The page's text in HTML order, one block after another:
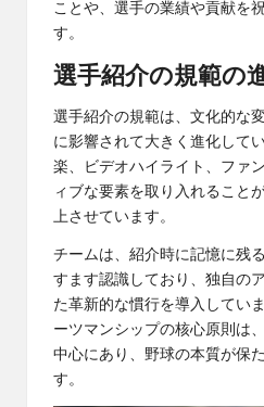
ことや、選手の業績や貢献を
す。
選手紹介の規範の
選手紹介の規範は、文化的な
に影響されて大きく進化して
楽、ビデオハイライト、ファ
ィブな要素を取り入れること
上させています。
チームは、紹介時に記憶に残
すます認識しており、独自の
た革新的な慣行を導入してい
ーツマンシップの核心原則は
中心にあり、野球の本質が保
す。